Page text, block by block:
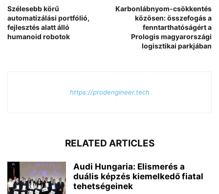
Szélesebb körű
automatizálási portfólió,
fejlesztés alatt álló
humanoid robotok
Karbonlábnyom-csökkentés
közösen: összefogás a
fenntarthatóságért a
Prologis magyarországi
logisztikai parkjában
https://prodengineer.tech
RELATED ARTICLES
Audi Hungaria: Elismerés a
duális képzés kiemelkedő fiatal
tehetségeinek